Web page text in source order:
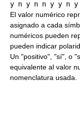
El valor numérico
asignado a cada
numéricos pueden
pueden indicar
Un "positivo", "sí", o
equivalente al valor
nomenclatura usada.